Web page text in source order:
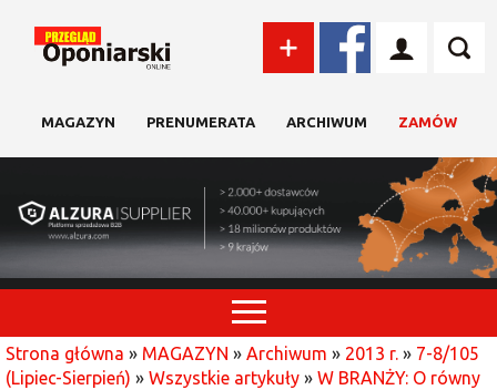
MAGAZYN PRENUMERATA ARCHIWUM ZAMÓW
Strona główna » MAGAZYN » Archiwum » 2013 r. » 7-8/105
(Lipiec-Sierpień) » Wszystkie artykuły » W BRANŻY: O równy